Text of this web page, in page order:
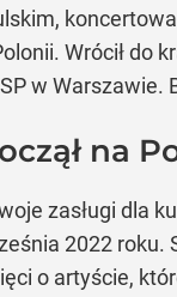
Wrócił do
w Warszawie.
na
zasługi dla
2022 roku.
o artyście,